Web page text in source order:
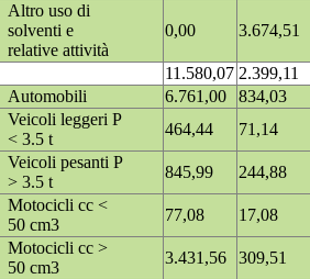
Altro uso di
solventi e
relative attività
0,00 3.674,51
11.580,07 2.399,11
Automobili
6.761,00
834,03
Veicoli leggeri P
< 3.5 t
464,44
71,14
Veicoli pesanti P
> 3.5 t
845,99
244,88
Motocicli cc <
50 cm3
77,08
17,08
Motocicli cc >
50 cm3
3.431,56
309,51